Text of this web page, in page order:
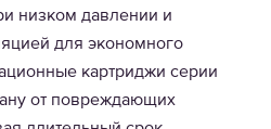
низком давлении и
для экономного
картриджи серии
от повреждающих